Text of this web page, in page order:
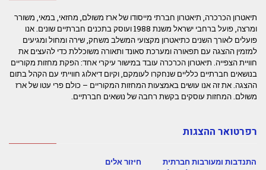
תיאטרון הכרכרה, תיאטרון חברתי מייסודו של ארז משולם, מחזאי, במאי, משורר
ומרצה, פועל ברחבי ישראל משנת 1988 ועוסק בתכנים חברתיים שונים. אנו
פועלים לאורך השנים כתיאטרון מקצועי המשלב משחק, שירה ומחול ומגיעים
למזמין ההצגה עם תפאורה ומערכת סאונד ותאורה משוכללת כדי להעצים את
חוויית הצפייה. תיאטרון הכרכרה עובד במישור עיקרי אחד: הפקת מחזות מקוריים
בנושאים חברתיים כלליים שנחקרו לעומקם, וקיום דיאלוג חווייתי עם הקהל בתום
ההצגה. את זה אנו עושים באמצעות המחזות המקוריים – כולם פרי עטו של ארז
משולם. המחזות עוסקים בקשת רחבה של נושאים חברתיים.
רפרטואר ההצגות
התנדבות ומעורבות חברתית
חיזור אלים